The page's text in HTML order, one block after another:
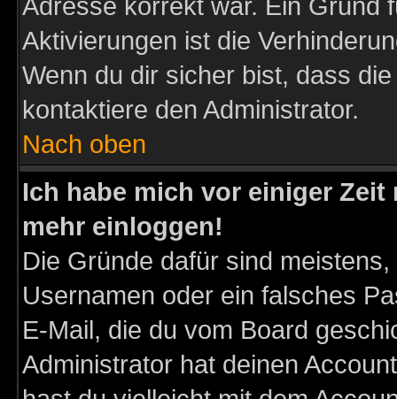
Adresse korrekt war. Ein Grund
Aktivierungen ist die
Wenn du dir sicher bist, dass
kontaktiere den Administrator.
Nach oben
Ich habe mich vor einiger
mehr einloggen!
Die Gründe dafür sind
Usernamen oder ein falsches
E-Mail, die du vom Board
Administrator hat deinen